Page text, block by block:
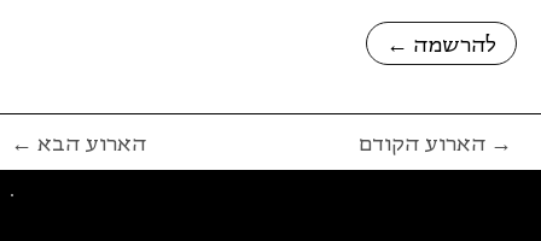
← להרשמה
← הארוע הבא הארוע הקודם →